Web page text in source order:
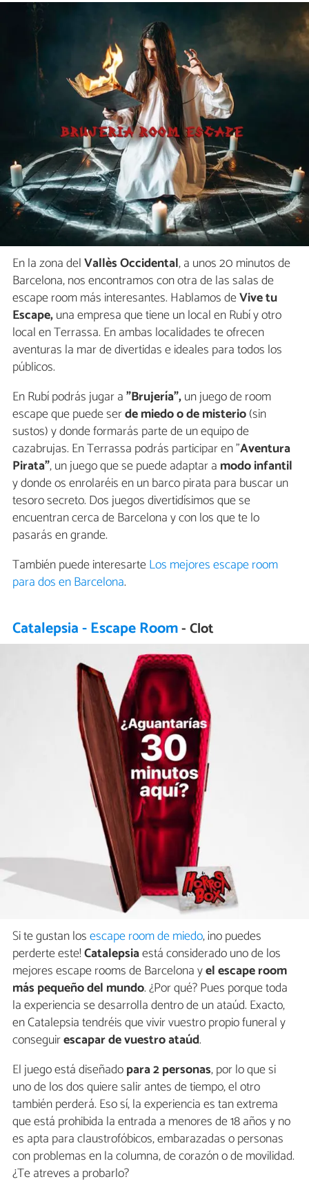
En la zona delVallès Occidental, a unos 20 minutos de
Barcelona, nos encontramos con otra de las salas de
escape room más interesantes. Hablamos deVive tu
Escape,una empresa que tiene un local en Rubí y otro
local en Terrassa. En ambas localidades te ofrecen
aventuras la mar de divertidas e ideales para todos los
públicos.
En Rubí podrás jugar a"Brujería",un juego de room
escape que puede serde miedo o de misterio(sin
sustos) y donde formarás parte de un equipo de
cazabrujas. En Terrassa podrás participar en "Aventura
Pirata", un juego que se puede adaptar a modo infantil
y donde os enrolaréis en un barco pirata para buscar un
tesoro secreto. Dos juegos divertidísimos que se
encuentran cerca de Barcelona y con los que te lo
pasarás en grande.
También puede interesarteLos mejores escape room
para dos en Barcelona.
Catalepsia - Escape Room- Clot
Si te gustan losescape room de miedo, ¡no puedes
perderte este!Catalepsiaestá considerado uno de los
mejores escape rooms de Barcelona yel escape room
más pequeño del mundo. ¿Por qué? Pues porque toda
la experiencia se desarrolla dentro de un ataúd. Exacto,
en Catalepsia tendréis que vivir vuestro propio funeral y
conseguirescapar de vuestro ataúd.
El juego está diseñadopara 2 personas, por lo que si
uno de los dos quiere salir antes de tiempo, el otro
también perderá. Eso sí, la experiencia es tan extrema
que está prohibida la entrada a menores de 18 años y no
es apta para claustrofóbicos, embarazadas o personas
con problemas en la columna, de corazón o de movilidad.
¿Te atreves a probarlo?